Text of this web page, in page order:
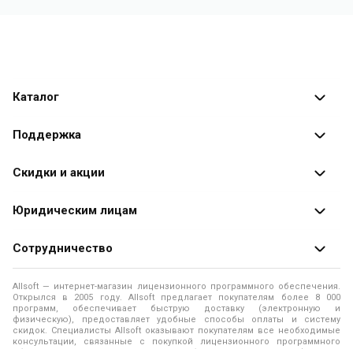
Каталог
Каталог программ
Поддержка
Оплата заказов
Доставка заказа
Помощь
Правила продажи
Политика использования файлов Cookie
Скидки и акции
Специальные
Юридическим лицам
Продажа программ юридическим лицам
О лицензировании программного обеспечения
Программы для компьютера
Контакты
Сотрудничество
О магазине
Адреса и телефоны
Новости
Allsoft — интернет-магазин лицензионного программного обеспечения.
Открылся в 2005 году. Allsoft предлагает покупателям более 8 000
программ, обеспечивает быструю доставку (электронную и
физическую), предоставляет удобные способы оплаты и систему
скидок. Специалисты Allsoft оказывают покупателям все необходимые
консультации, связанные с покупкой лицензионного программного